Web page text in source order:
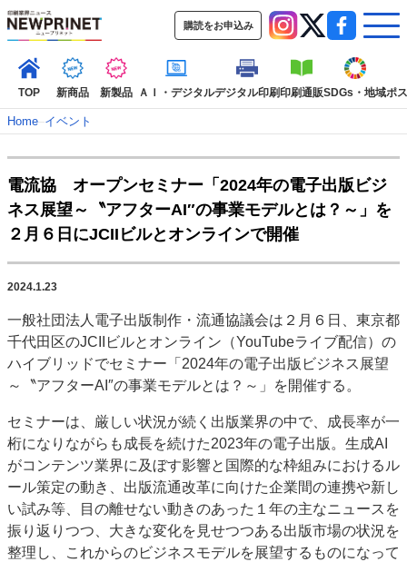
購読をお申込み
TOP 新商品 新製品 ＡＩ・デジタルデジタル印刷印刷通販SDGs・地域ポ
TOP
新着記事 特集記事
動画コンテンツ
インタビュー
コレクション
新商品
SDGs・地域
ポストプレス ビジネス イベント
業界
市場・統計
人事・移転・異動・訃報
特集記事カテゴリー一覧
特集・デジタル印刷 アイデアで勝負！ ～多様なビジネス・多彩な商材～
JAPAN PACK 2023 特集
中古印刷機・製本機特集
2022 検査・校正特集
特集・デジタル印刷 ～ 新成長軌道を描く
案内
発刊案内
JFPI印刷用語集 印刷機材年鑑
Home–イベント
電流協 オープンセミナー「2024年の電子出版ビジ
ネス展望～〝アフターAI″の事業モデルとは？～」を
２月６日にJCIIビルとオンラインで開催
2024.1.23
一般社団法人電子出版制作・流通協議会は２月６日、東京都
千代田区のJCIIビルとオンライン（YouTubeライブ配信）の
ハイブリッドでセミナー「2024年の電子出版ビジネス展望
～〝アフターAI″の事業モデルとは？～」を開催する。
セミナーは、厳しい状況が続く出版業界の中で、成長率が一
桁になりながらも成長を続けた2023年の電子出版。生成AI
がコンテンツ業界に及ぼす影響と国際的な枠組みにおけるル
ール策定の動き、出版流通改革に向けた企業間の連携や新し
い試み等、目の離せない動きのあった１年の主なニュースを
振り返りつつ、大きな変化を見せつつある出版市場の状況を
整理し、これからのビジネスモデルを展望するものになって